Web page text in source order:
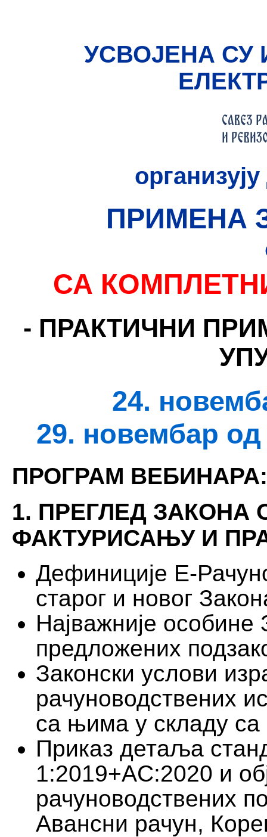
УСВОЈЕНА СУ
ПРИМЕНА
СА
- ПРАКТИЧНИ
24.
29. новембар
ПРОГРАМ ВЕБИНАРА:
1. ПРЕГЛЕД ЗАКОНА
ФАКТУРИСАЊУ И
Дефиниције Е-
старог и новог
Најважније
предложених
Законски услови
рачуноводствених
са њима у складу
Приказ детаља
1:2019+AC:2020 и
рачуноводствених
Авансни рачун,